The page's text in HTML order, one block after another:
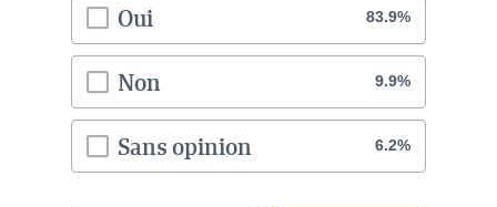
Oui 83.9%
Non 9.9%
Sans opinion 6.2%